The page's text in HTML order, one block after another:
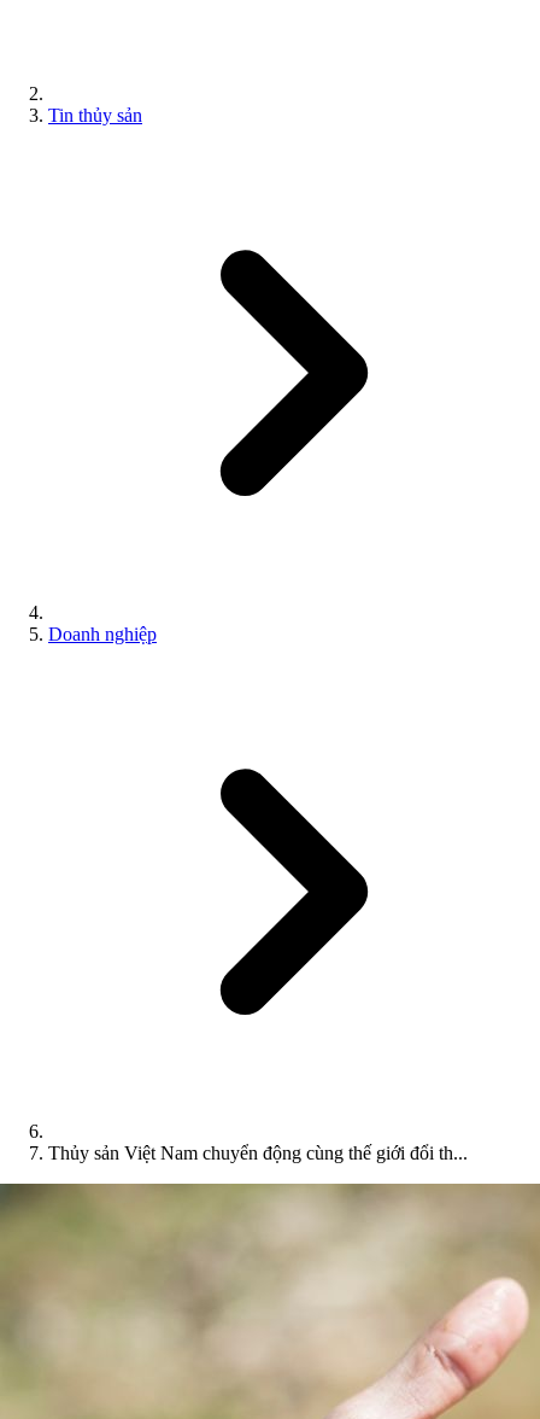
Tin thủy sản
Doanh nghiệp
Thủy sản Việt Nam chuyển động cùng thế giới đổi th...